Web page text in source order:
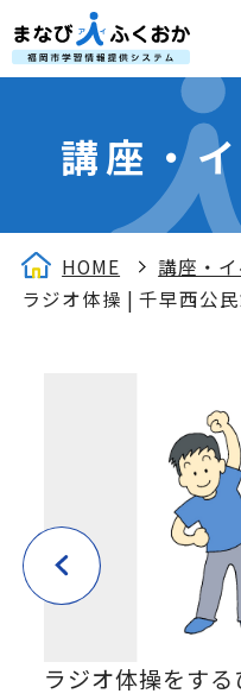
講座・
HOME
講座・
ラジオ体操 | 千早西公
ラジオ体操をする